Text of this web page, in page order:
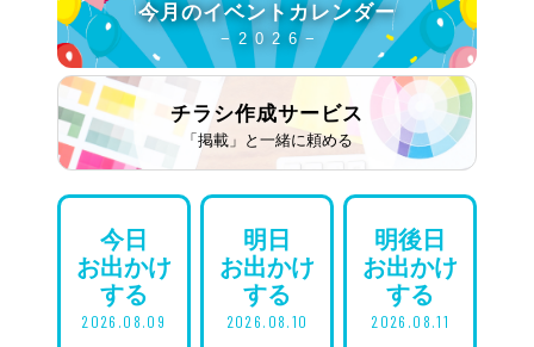
今月のイベントカレンダー
− 2 0 2 6 −
チラシ作成サービス
「掲載」と一緒に頼める
今日
お出かけ
する
2026.08.09
明日
お出かけ
する
2026.08.10
明後日
お出かけ
する
2026.08.11